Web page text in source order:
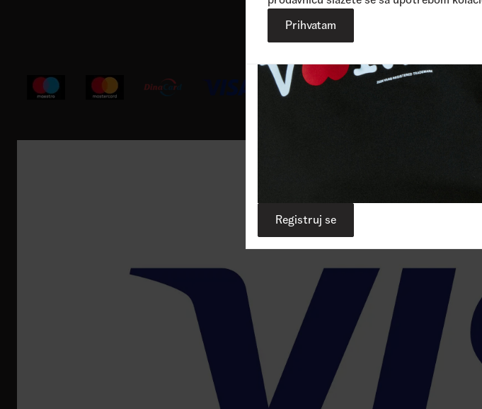
Registruj se
Prihvatam